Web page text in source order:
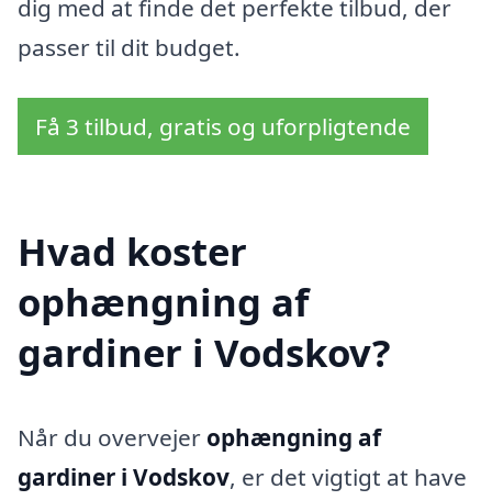
dig med at finde det perfekte tilbud, der
passer til dit budget.
Få 3 tilbud, gratis og uforpligtende
Hvad koster
ophængning af
gardiner i Vodskov?
Når du overvejer ophængning af
gardiner i Vodskov, er det vigtigt at have